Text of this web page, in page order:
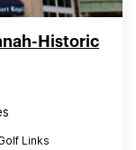
Historic
Links